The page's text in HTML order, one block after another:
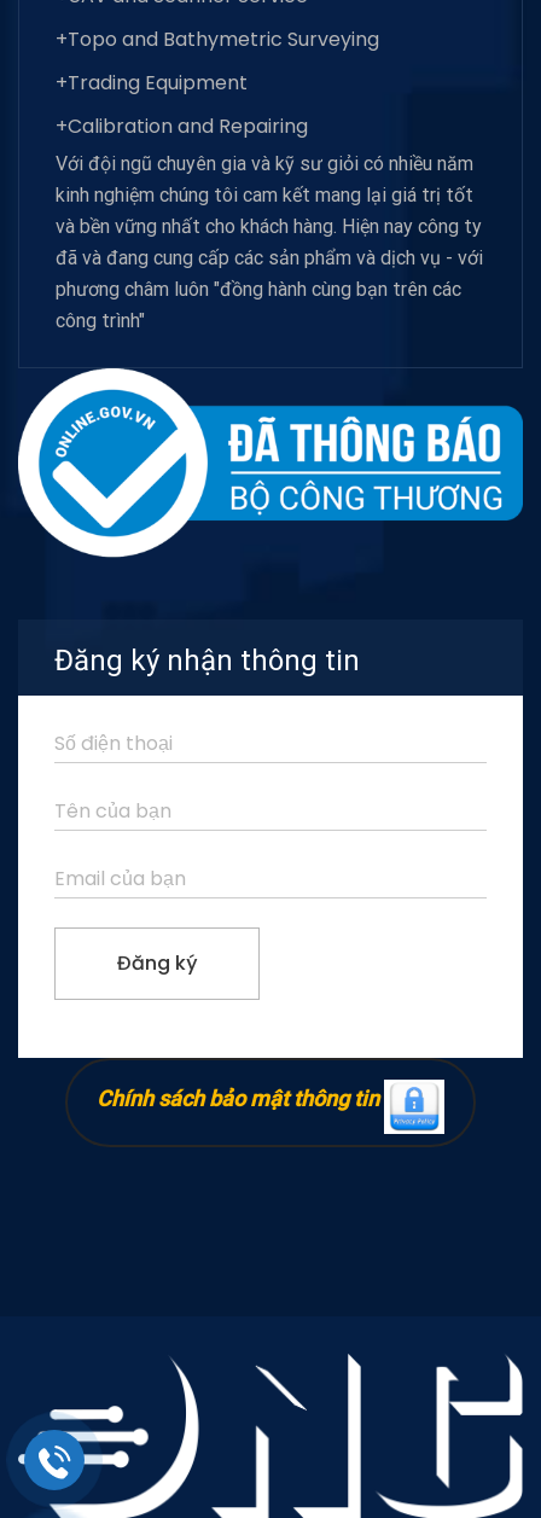
+Topo and Bathymetric Surveying
+Trading Equipment
+Calibration and Repairing
Với đội ngũ chuyên gia và kỹ sư giỏi có nhiều năm
kinh nghiệm chúng tôi cam kết mang lại giá trị tốt
và bền vững nhất cho khách hàng. Hiện nay công ty
đã và đang cung cấp các sản phẩm và dịch vụ - với
phương châm luôn "đồng hành cùng bạn trên các
công trình"
Đăng ký nhận thông tin
Chính sách bảo mật thông tin